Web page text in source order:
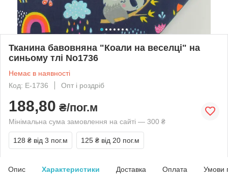
Тканина бавовняна "Коали на веселці" на
синьому тлі No1736
Немає в наявності
Код: Е-1736
Опт і роздріб
188,80 ₴/пог.м
Мінімальна сума замовлення на сайті — 300 ₴
128 ₴ від 3 пог.м 125 ₴ від 20 пог.м
Опис Характеристики Доставка Оплата Умови